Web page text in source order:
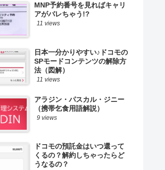
MNP予約番号を見ればキャリ
アがバレちゃう!?
11 views
日本一分かりやすい♪ドコモの
SPモードコンテンツの解除方
法（図解）
11 views
アラジン・パスカル・ジニー
（携帯乞食用語解説）
9 views
ドコモの預託金はいつ還って
くるの？解約しちゃったらど
うなるの？